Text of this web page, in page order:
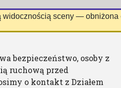
widocznością sceny — obniżona
bezpieczeństwo, osoby z
ruchową przed
o kontakt z Działem